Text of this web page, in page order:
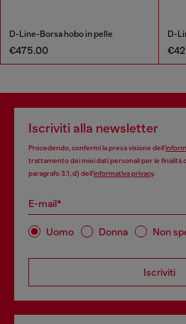
D-Line-Borsa hobo in pelle
€475.00
D-
Iscriviti alla newsletter
Procedendo, confermi la presa visione dell’
trattamento dei miei dati personali per le finalità
paragrafo 3.1, d) dell’informativa privacy.
E-mail*
Uomo Donna Non
Iscriviti